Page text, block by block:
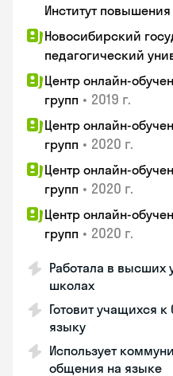
Институт
Новосибирский
педагогический
Центр онлайн-
групп • 2019 г.
Центр онлайн-
групп • 2020 г.
Центр онлайн-
групп • 2020 г.
Центр онлайн-
групп • 2020 г.
Работала в высших
школах
Готовит учащихся к
языку
Использует
общения на языке